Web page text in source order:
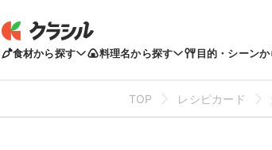
食材から探す 料理名から探す 目的・シーン
TOP レシピカード